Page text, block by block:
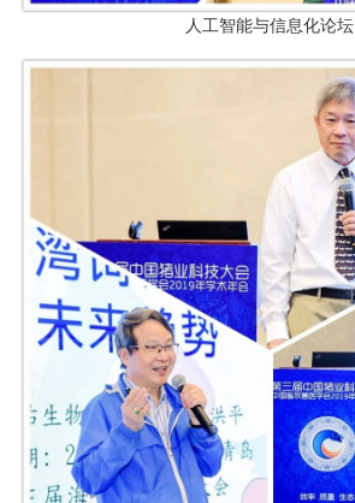
人工智能与信息化论坛